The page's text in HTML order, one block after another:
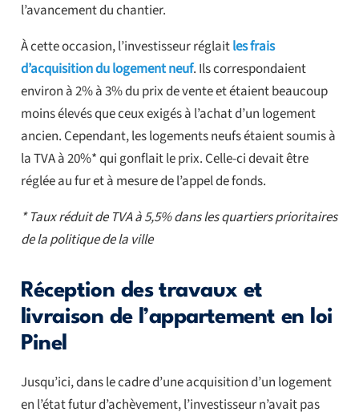
l’avancement du chantier.
À cette occasion, l’investisseur réglaitles frais
d’acquisition du logement neuf. Ils correspondaient
environ à 2% à 3% du prix de vente et étaient beaucoup
moins élevés que ceux exigés à l’achat d’un logement
ancien. Cependant, les logements neufs étaient soumis à
la TVA à 20%* qui gonflait le prix. Celle-ci devait être
réglée au fur et à mesure de l’appel de fonds.
* Taux réduit de TVA à 5,5% dans les quartiers prioritaires
de la politique de la ville
Réception des travaux et
livraison de l’appartement en loi
Pinel
Jusqu’ici, dans le cadre d’une acquisition d’un logement
en l’état futur d’achèvement, l’investisseur n’avait pas